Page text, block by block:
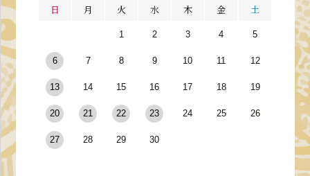
日 月 火 水 木 金 土
1 2 3 4 5
6 7 8 9 10 11 12
13 14 15 16 17 18 19
20 21 22 23 24 25 26
27 28 29 30